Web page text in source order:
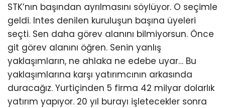
STK’nın başından ayrılmasını söylüyor. O seçimle
geldi. Intes denilen kuruluşun başına üyeleri
seçti. Sen daha görev alanını bilmiyorsun. Önce
git görev alanını öğren. Senin yanlış
yaklaşımların, ne ahlaka ne edebe uyar… Bu
yaklaşımlarına karşı yatırımcının arkasında
duracağız. Yurtiçinden 5 firma 42 milyar dolarlık
yatırım yapıyor. 20 yıl burayı işletecekler sonra